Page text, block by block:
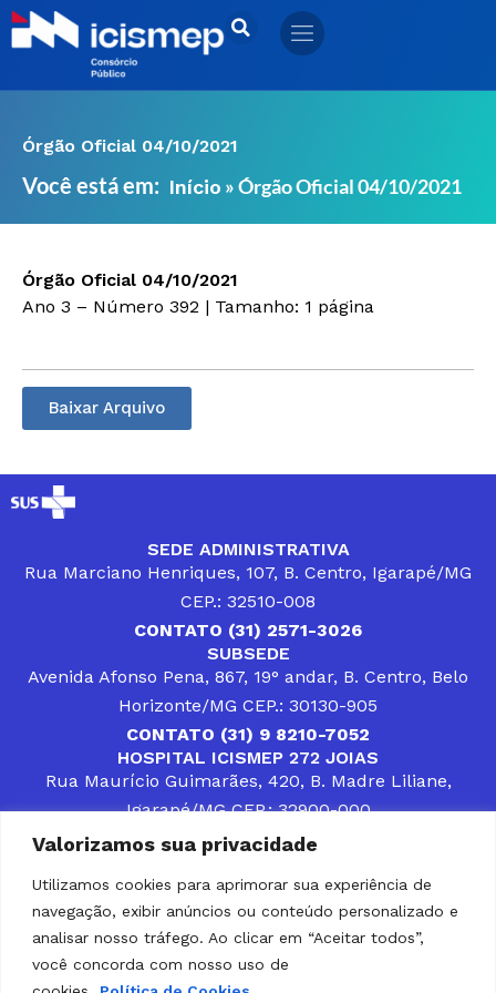
Valorizamos sua privacidade
Utilizamos cookies para aprimorar sua experiência de
navegação, exibir anúncios ou conteúdo personalizado e
analisar nosso tráfego. Ao clicar em “Aceitar todos”,
você concorda com nosso uso de
Ir
para
Órgão Oficial 04/10/2021
Você está em: Início »Órgão Oficial 04/10/2021
Órgão Oficial 04/10/2021
Ano 3 – Número 392 | Tamanho: 1 página
Baixar Arquivo
SEDE ADMINISTRATIVA
Rua Marciano Henriques, 107, B. Centro, Igarapé/MG
CEP.: 32510-008
CONTATO (31) 2571-3026
SUBSEDE
Avenida Afonso Pena, 867, 19° andar, B. Centro, Belo
Horizonte/MG CEP.: 30130-905
CONTATO (31) 9 8210-7052
HOSPITAL ICISMEP 272 JOIAS
Rua Maurício Guimarães, 420, B. Madre Liliane,
Igarapé/MG CEP.: 32900-000
CONTATOS (31) 3512-4400 ou (31) 9 8309-8660
DESENVOLVER SOLUÇÕES, AÇÕES E SERVIÇOS
PÚBLICOS QUE COMPLEMENTEM A ASSISTÊNCIA À
POPULAÇÃO DA REGIÃO EM QUE ATUA, SENDO
PARCEIRO DOS MUNICÍPIOS CONSORCIADOS NA
SOLUÇÃO DE DIFICULDADES ENFRENTADAS POR
GESTORES MUNICIPAIS, É O COMPROMISSO DO
ICISMEP.